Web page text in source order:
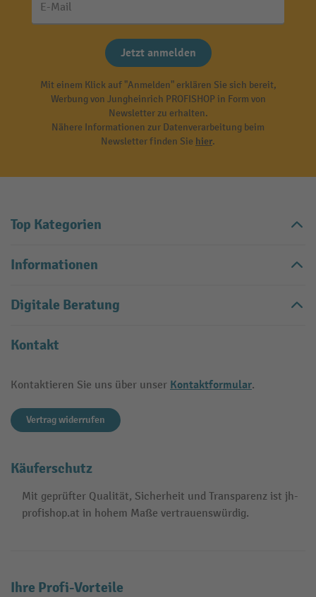
E-Mail
Jetzt anmelden
Mit einem Klick auf "Anmelden" erklären Sie sich bereit,
Werbung von Jungheinrich PROFISHOP in Form von
Newsletter zu erhalten.
Nähere Informationen zur Datenverarbeitung beim
Newsletter finden Sie hier.
Top Kategorien
Informationen
Digitale Beratung
Kontakt
Kontaktieren Sie uns über unser Kontaktformular.
Vertrag widerrufen
Käuferschutz
Mit geprüfter Qualität, Sicherheit und Transparenz ist jh-
profishop.at in hohem Maße vertrauenswürdig.
Ihre Profi-Vorteile